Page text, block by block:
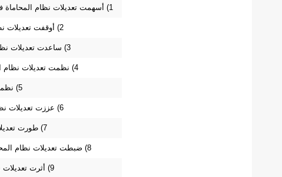
1) أسهمت تعديلات نظام المحاماة في تطوير مهنة المحاماة ورَفْع المعايير المهنية
2) أوقفت تعديلات نظام المحاماة هدرَ عوائد المهنة لغير المحامين
3) ساعدت تعديلات نظام المحاماة في تنوُّع مصادر التدريب والتأهيل
4) نظمت تعديلات نظام المحاماة مكاتبَ المحاماة الأجنبية في المملكة
5) نظمت تعديلات نظام المحاماة الدخول إلى المهنة
6) عززت تعديلات نظام المحاماة قواعدَ السلوك المهني للمحامين
7) طورت تعديلات نظام المحاماة مفاهيمَ التدريب في المهنة
8) ضبطت تعديلات نظام المحاماة الخبراتِ الوافدةَ إلى المهنة في المملكة
9) أثرت تعديلات نظام المحاماة إيجابيًّا في زيادة عدد المحامين